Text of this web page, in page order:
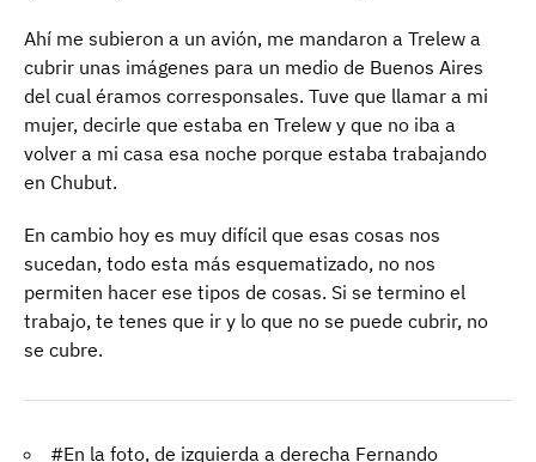
Ahí me subieron a un avión, me mandaron a Trelew a
cubrir unas imágenes para un medio de Buenos Aires
del cual éramos corresponsales. Tuve que llamar a mi
mujer, decirle que estaba en Trelew y que no iba a
volver a mi casa esa noche porque estaba trabajando
en Chubut.
En cambio hoy es muy difícil que esas cosas nos
sucedan, todo esta más esquematizado, no nos
permiten hacer ese tipos de cosas. Si se termino el
trabajo, te tenes que ir y lo que no se puede cubrir, no
se cubre.
#En la foto, de izquierda a derecha Fernando